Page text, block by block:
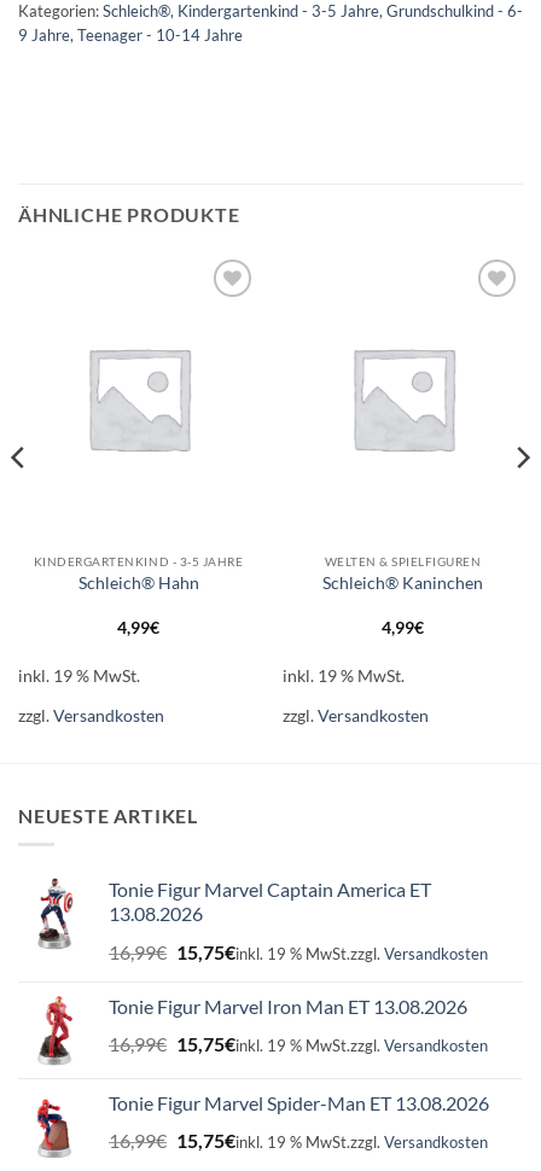
Kategorien:Schleich®, Kindergartenkind - 3-5 Jahre, Grundschulkind - 6-
9 Jahre, Teenager - 10-14 Jahre
ÄHNLICHE PRODUKTE
KINDERGARTENKIND - 3-5 JAHRE
Schleich® Hahn
4,99€
inkl. 19 % MwSt.
zzgl.Versandkosten
WELTEN & SPIELFIGUREN
Schleich® Kaninchen
4,99€
inkl. 19 % MwSt.
zzgl.Versandkosten
NEUESTE ARTIKEL
Tonie Figur Marvel Captain America ET
13.08.2026
16,99€ Ursprünglicher
Preis
16,99€
15,75€Aktueller
15,75€.
inkl. 19 % MwSt.zzgl. Versandkosten
Tonie Figur Marvel Iron Man ET 13.08.2026
16,99€ Ursprünglicher
Preis
16,99€
15,75€Aktueller
15,75€.
inkl. 19 % MwSt.zzgl. Versandkosten
Tonie Figur Marvel Spider-Man ET 13.08.2026
16,99€ Ursprünglicher
Preis
15,75€Aktueller
inkl. 19 % MwSt.zzgl. Versandkosten